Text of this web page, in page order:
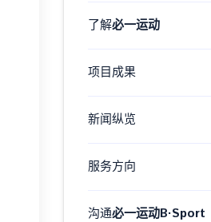
了解必一运动
项目成果
新闻纵览
服务方向
沟通必一运动B·Sport